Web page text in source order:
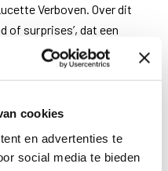
cookies
en advertenties te
social media te bieden
Verboven. Over dit
of surprises’, dat een
getekend was door het
beide zussen
Lucette Verboven hem
‘Hoe kunnen we God